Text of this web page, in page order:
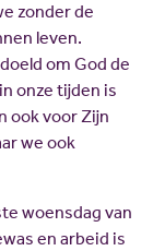
zonder de
leven.
om God de
onze tijden is
ook voor Zijn
we ook
woensdag van
en arbeid is